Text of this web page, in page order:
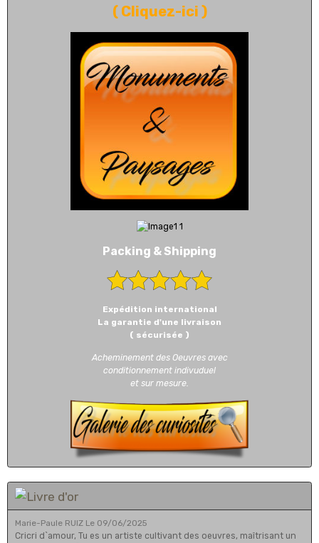
( Cliquez-ici )
Packing & Shipping
Expédition international
La garantie d'une livraison
( sécurisée )
Acheminement des Oeuvres avec
conditionnement indivuduel
et sur mesure.
Marie-Paule RUIZ Le 09/06/2025
Cricri d`amour, Tu es un artiste cultivant des oeuvres, maîtrisant un